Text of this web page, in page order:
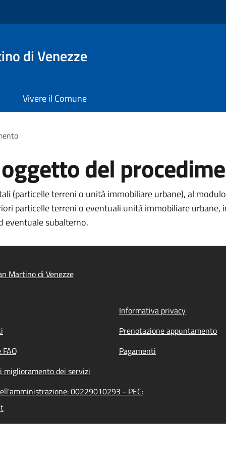
di Venezze
Vivere il Comune
del
(particelle terreni o unità immobiliare urbane), al
particelle terreni o eventuali unità immobiliare
eventuale subalterno.
Martino di Venezze
Informativa privacy
Prenotazione appuntamento
Pagamenti
miglioramento dei servizi
00229010293 - PEC: